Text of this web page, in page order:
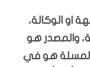
او الوكالة،
والمصدر هو
هو في